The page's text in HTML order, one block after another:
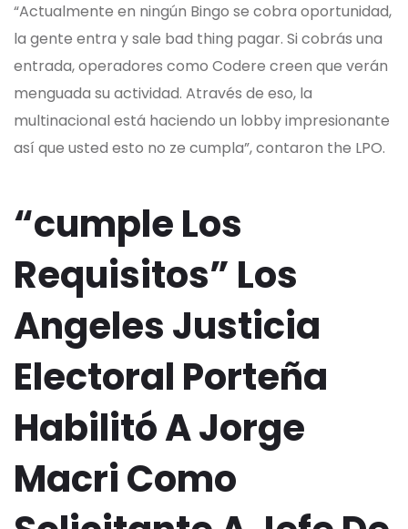
“Actualmente en ningún Bingo se cobra oportunidad,
la gente entra y sale bad thing pagar. Si cobrás una
entrada, operadores como Codere creen que verán
menguada su actividad. Através de eso, la
multinacional está haciendo un lobby impresionante
así que usted esto no ze cumpla”, contaron the LPO.
“cumple Los
Requisitos” Los
Angeles Justicia
Electoral Porteña
Habilitó A Jorge
Macri Como